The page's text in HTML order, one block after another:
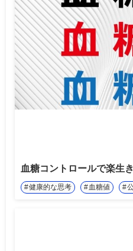
血糖コントロールで楽生
健康的な思考 血糖値